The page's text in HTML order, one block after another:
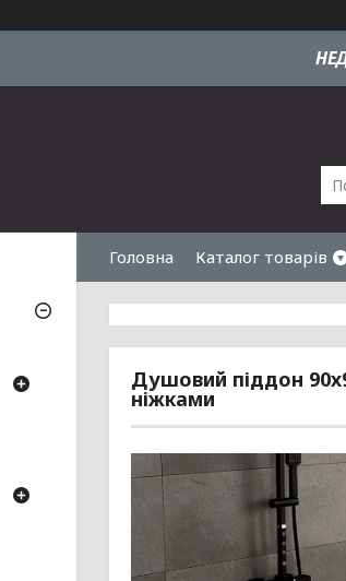
Головна Каталог товарів
Душовий піддон
ніжками